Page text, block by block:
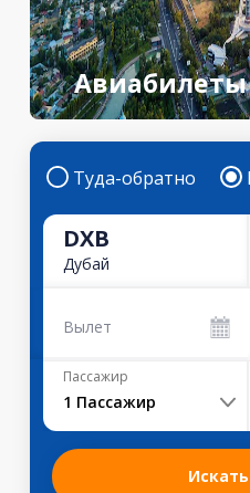
Авиабилеты
Туда-обратно
DXB
Дубай
Вылет
Пассажир
1 Пассажир